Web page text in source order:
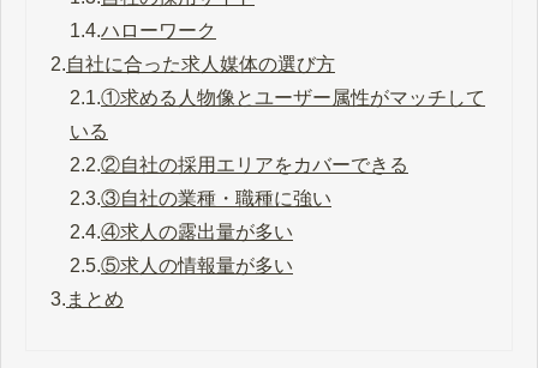
1.4.ハローワーク
2.自社に合った求人媒体の選び方
2.1.①求める人物像とユーザー属性がマッチして
いる
2.2.②自社の採用エリアをカバーできる
2.3.③自社の業種・職種に強い
2.4.④求人の露出量が多い
2.5.⑤求人の情報量が多い
3. まとめ